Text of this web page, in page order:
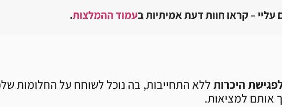
עליי – קראו חוות דעת אמיתיות בעמוד ההמלצות.
היכרותללא התחייבות, בה נוכל לשוחח על החלומות
אותם למציאות.